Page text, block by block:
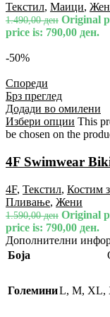
Текстил, Маици,
1.490,00ден Original
price is: 790,00 ден.
-50%
Спореди
Брз преглед
Додади во омилени
Избери опции This
be chosen on the
4F Swimwear
4F, Текстил, Костим
Пливање, Жени
1.590,00ден Original
price is: 790,00 ден.
Дополнителни
Боја
ГолеминиL, M, XL,